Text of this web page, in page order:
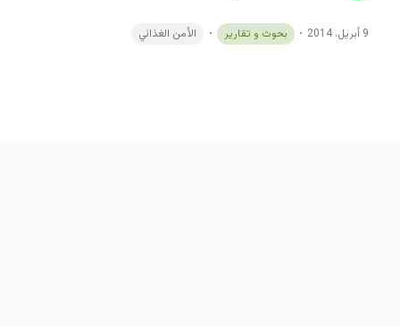
9 أبريل، 2014 بحوث و تقارير الأمن الغذائي